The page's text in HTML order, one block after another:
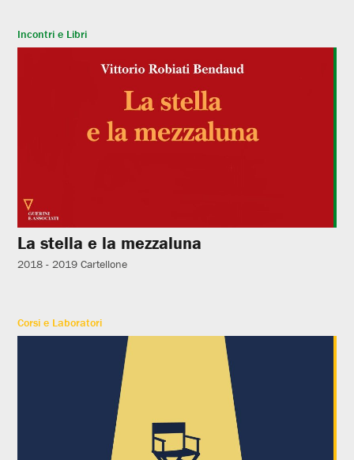
Incontri e Libri
La stella e la mezzaluna
2018 - 2019 Cartellone
Corsi e Laboratori